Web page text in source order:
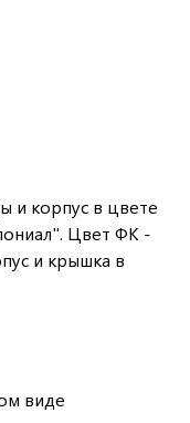
и корпус в цвете
Цвет ФК -
и крышка в
виде